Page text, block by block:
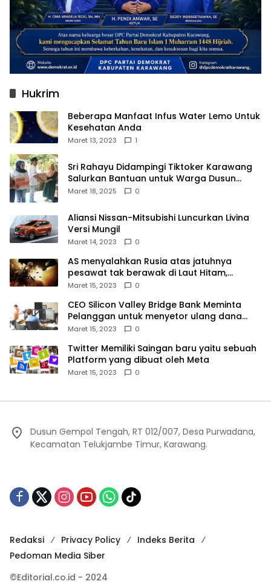
Hukrim
Beberapa Manfaat Infus Water Lemo Untuk
Kesehatan Anda
Maret 13, 2023 1
Sri Rahayu Didampingi Tiktoker Karawang
Salurkan Bantuan untuk Warga Dusun
Kampek Desa Karangligar
Maret 18, 2025 0
Aliansi Nissan-Mitsubishi Luncurkan Livina
Versi Mungil
Maret 14, 2023 0
AS menyalahkan Rusia atas jatuhnya
pesawat tak berawak di Laut Hitam,
Moskow menyangkal
Maret 15, 2023 0
CEO Silicon Valley Bridge Bank Meminta
Pelanggan untuk menyetor ulang dana
Mereka
Maret 15, 2023 0
Twitter Memiliki Saingan baru yaitu sebuah
Platform yang dibuat oleh Meta
Maret 15, 2023 0
Dusun Gempol Tengah, RT 012/007, Desa Purwadana,
Kecamatan Telukjambe Timur, Karawang.
Redaksi Privacy Policy
Indeks Berita
Pedoman Media Siber
©Editorial.co.id - 2024